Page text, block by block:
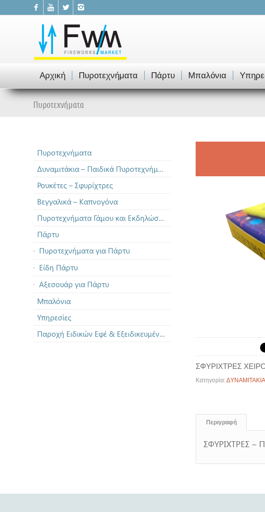
Αρχική Πυροτεχνήματα Πάρτυ Μπαλόνια
Πυροτεχνήματα
Πυροτεχνήματα
Δυναμιτάκια – Παιδικά Πυροτεχνήματα
Ρουκέτες – Σφυρίχτρες
Βεγγαλικά – Καπνογόνα
Πυροτεχνήματα Γάμου και Εκδηλώσεων
Πάρτυ
Πυροτεχνήματα για Πάρτυ
Είδη Πάρτυ
Αξεσουάρ για Πάρτυ
Μπαλόνια
Υπηρεσίες
Παροχή Ειδικών Εφέ & Εξειδικευμένων Πυροτεχνημάτων
ΣΦΥΡΙΧΤΡΕΣ
Κατηγορία:
Περιγραφή
ΣΦΥΡΙΧΤΡΕΣ –